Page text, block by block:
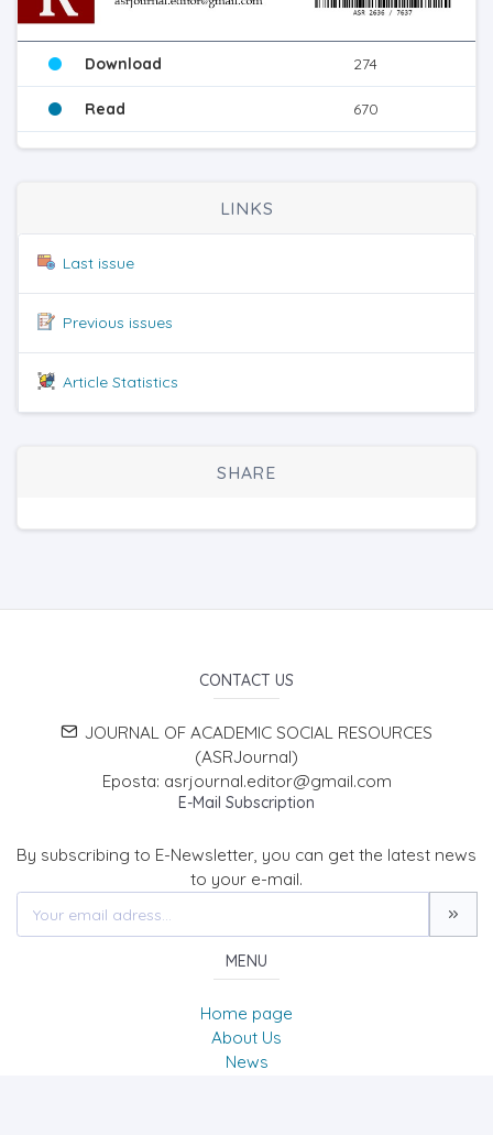
Download 274
Read 670
LINKS
Last issue
Previous issues
Article Statistics
SHARE
CONTACT US
JOURNAL OF ACADEMIC SOCIAL RESOURCES
(ASRJournal)
Eposta: asrjournal.editor@gmail.com
E-Mail Subscription
By subscribing to E-Newsletter, you can get the latest news
to your e-mail.
MENU
Home page
About Us
News